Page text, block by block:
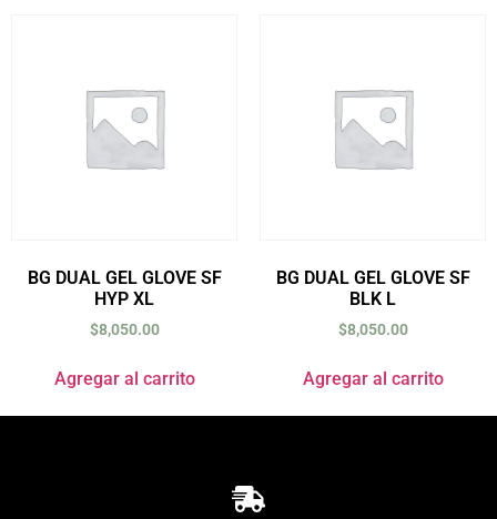
BG DUAL GEL GLOVE SF
HYP XL
$8,050.00
Agregar al carrito
BG DUAL GEL GLOVE SF
BLK L
$8,050.00
Agregar al carrito